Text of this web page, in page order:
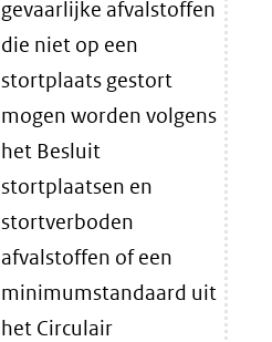
gevaarlijke afvalstoffen
die niet op een
stortplaats gestort
mogen worden volgens
het Besluit
stortplaatsen en
stortverboden
afvalstoffen of een
minimumstandaard uit
het Circulair